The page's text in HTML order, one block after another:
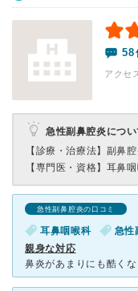
58
アクセ
急性副鼻腔炎につい
【診療・治療法】 副鼻
【専門医・資格】 耳鼻
急性副鼻腔炎の口コミ
耳鼻咽喉科 急性
親身な対応